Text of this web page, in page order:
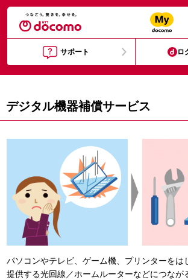
サポート ロ
デジタル機器補償サービス
パソコンやテレビ、ゲーム機、プリンターをは
提供する光回線／ホームルーターなどにつなが